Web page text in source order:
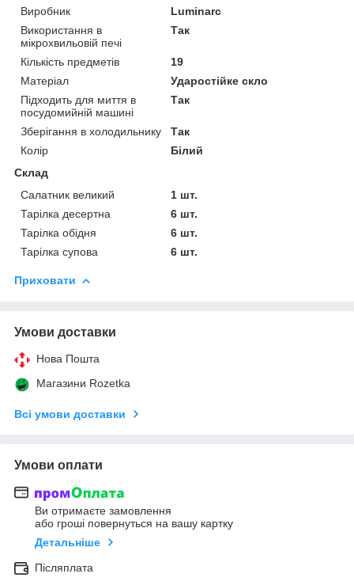
Виробник
Luminarc
Використання в
мікрохвильовій печі
Так
Кількість предметів
19
Матеріал
Ударостійке скло
Підходить для миття в
посудомийній машині
Так
Зберігання в холодильнику
Так
Колір
Білий
Склад
Салатник великий
1 шт.
Тарілка десертна
6 шт.
Тарілка обідня
6 шт.
Тарілка супова
6 шт.
Приховати
Умови доставки
Нова Пошта
Магазини Rozetka
Всі умови доставки
Умови оплати
Ви отримаєте замовлення
або гроші повернуться на вашу картку
Детальніше
Післяплата